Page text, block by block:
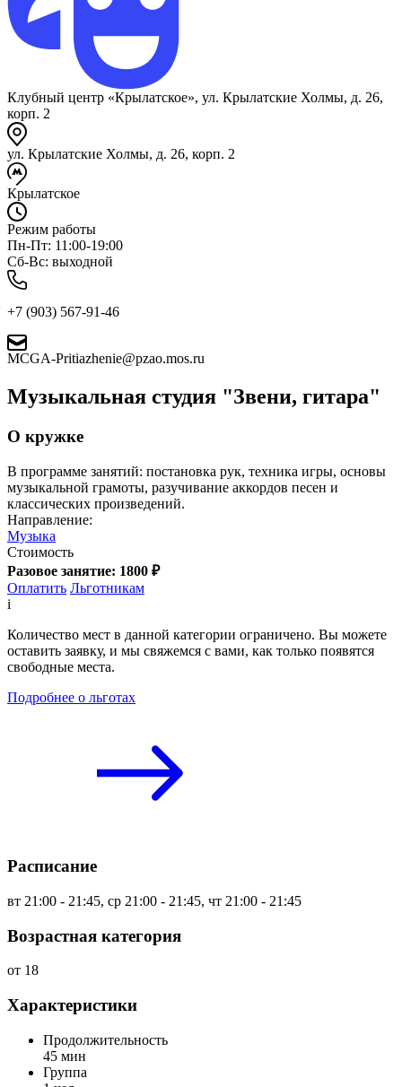
Клубный центр «Крылатское», ул. Крылатские Холмы, д. 26,
корп. 2
ул. Крылатские Холмы, д. 26, корп. 2
Крылатское
Режим работы
Пн-Пт: 11:00-19:00
Сб-Вс: выходной
+7 (903) 567-91-46
MCGA-Pritiazhenie@pzao.mos.ru
Музыкальная студия "Звени, гитара"
О кружке
В программе занятий: постановка рук, техника игры, основы
музыкальной грамоты, разучивание аккордов песен и
классических произведений.
Направление:
Музыка
Стоимость
Разовое занятие: 1800 ₽
Оплатить Льготникам
i
Количество мест в данной категории ограничено. Вы можете
оставить заявку, и мы свяжемся с вами, как только появятся
свободные места.
Подробнее о льготах
Расписание
вт 21:00 - 21:45, ср 21:00 - 21:45, чт 21:00 - 21:45
Возрастная категория
от 18
Характеристики
Продолжительность
45 мин
Группа